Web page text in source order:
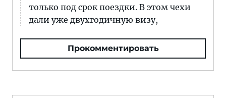
только под срок поездки. В этом чехи
дали уже двухгодичную визу,
Прокомментировать